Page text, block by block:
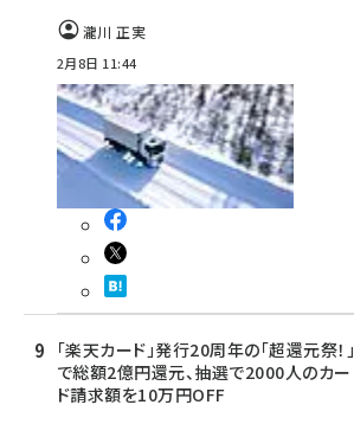
瀧川 正実
2月8日 11:44
「楽天カード」発行20周年の「超還元祭！」
で総額2億円還元、抽選で2000人のカー
ド請求額を10万円OFF